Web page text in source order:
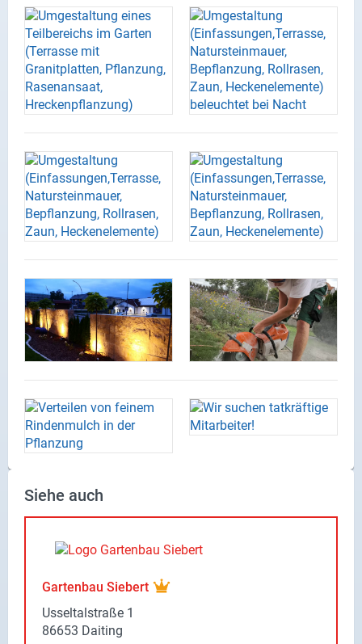
Siehe auch
Gartenbau Siebert
Usseltalstraße 1
86653 Daiting